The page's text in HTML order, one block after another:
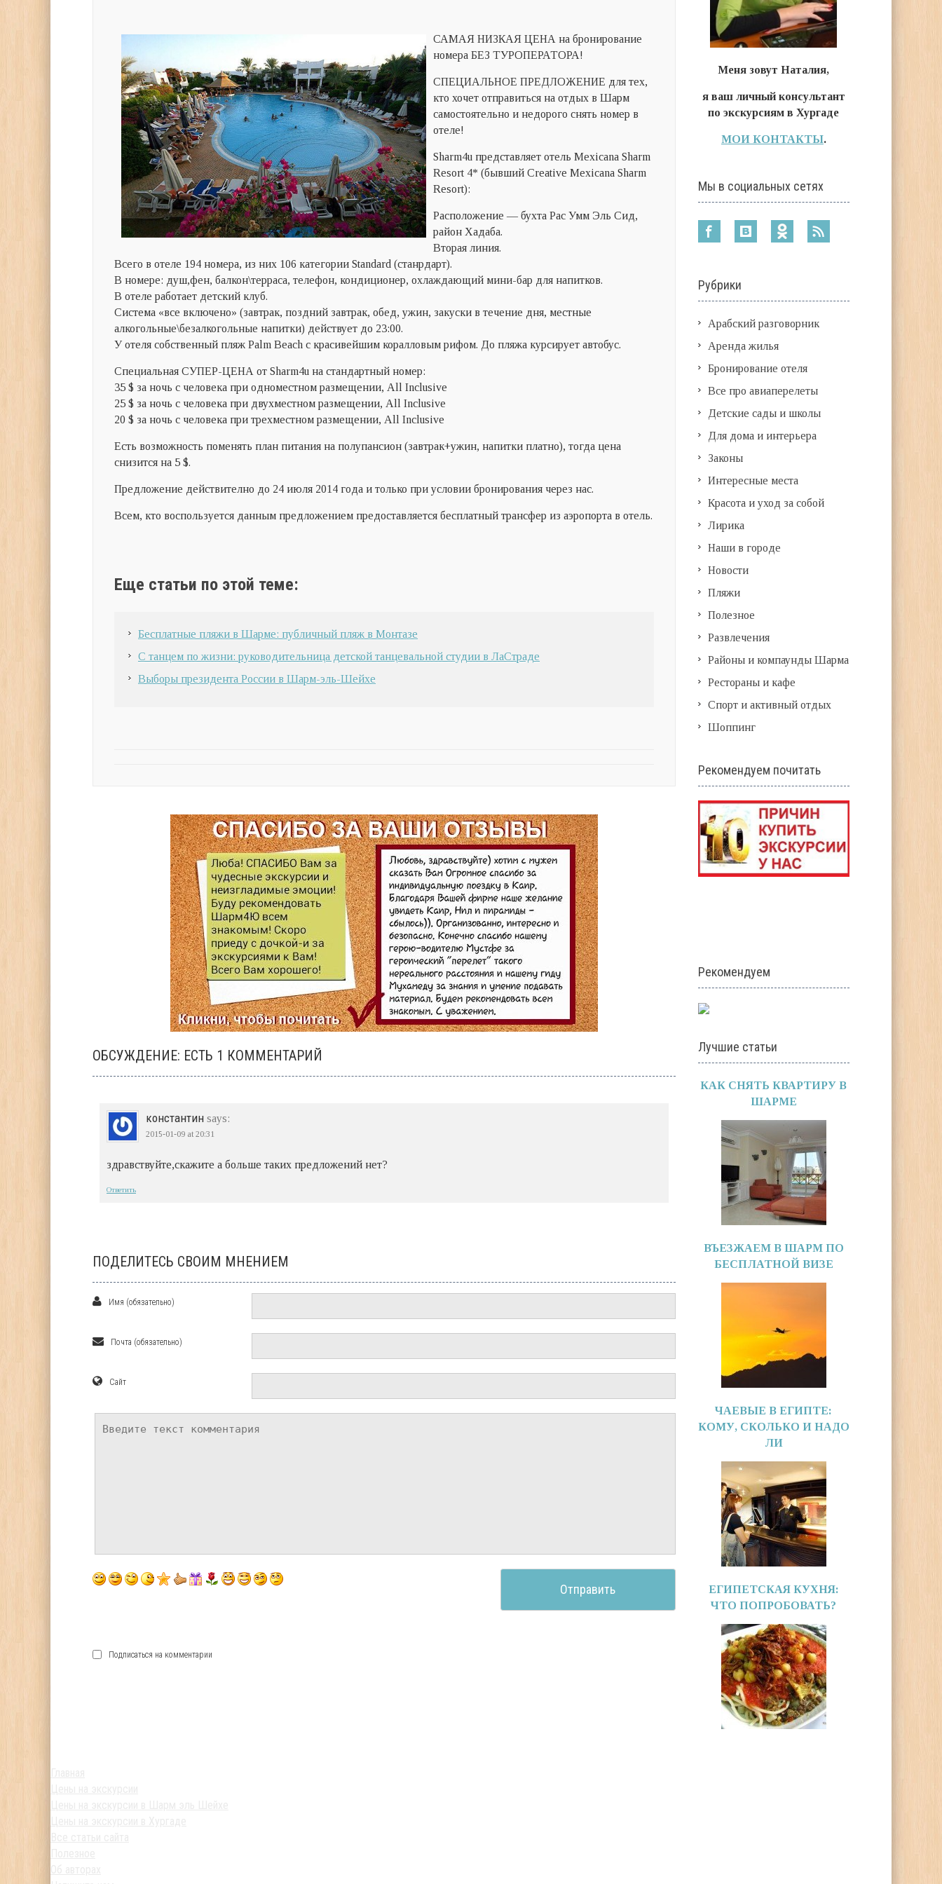
САМАЯ НИЗКАЯ ЦЕНА на бронирование
номера БЕЗ ТУРОПЕРАТОРА!
СПЕЦИАЛЬНОЕ ПРЕДЛОЖЕНИЕ для тех,
кто хочет отправиться на отдых в Шарм
самостоятельно и недорого снять номер в
отеле!
Sharm4u представляет отель Mexicana Sharm
Resort 4* (бывший Creative Mexicana Sharm
Resort):
Расположение — бухта Рас Умм Эль Сид,
район Хадаба.
Вторая линия.
Всего в отеле 194 номера, из них 106 категории Standard (станрдарт).
В номере: душ,фен, балкон\терраса, телефон, кондиционер, охлаждающий мини-бар для напитков.
В отеле работает детский клуб.
Система «все включено» (завтрак, поздний завтрак, обед, ужин, закуски в течение дня, местные
алкогольные\безалкогольные напитки) действует до 23:00.
У отеля собственный пляж Palm Beach с красивейшим коралловым рифом. До пляжа курсирует автобус.
Специальная СУПЕР-ЦЕНА от Sharm4u на стандартный номер:
35 $ за ночь с человека при одноместном размещении, All Inclusive
25 $ за ночь с человека при двухместном размещении, All Inclusive
20 $ за ночь с человека при трехместном размещении, All Inclusive
Есть возможность поменять план питания на полупансион (завтрак+ужин, напитки платно), тогда цена
снизится на 5 $.
Предложение действително до 24 июля 2014 года и только при условии бронирования через нас.
Всем, кто воспользуется данным предложением предоставляется бесплатный трансфер из аэропорта в отель.
Еще статьи по этой теме:
Бесплатные пляжи в Шарме: публичный пляж в Монтазе
С танцем по жизни: руководительница детской танцевальной студии в ЛаСтраде
Выборы президента России в Шарм-эль-Шейхе
ОБСУЖДЕНИЕ: ЕСТЬ 1 КОММЕНТАРИЙ
константин says:
2015-01-09 at 20:31
здравствуйте,скажите а больше таких предложений нет?
Ответить
ПОДЕЛИТЕСЬ СВОИМ МНЕНИЕМ
Имя (обязательно)
Почта (обязательно)
Сайт
Подписаться на комментарии
Меня зовут Наталия,
я ваш личный консультант
по экскурсиям в Хургаде
МОИ КОНТАКТЫ.
Мы в социальных сетях
Рубрики
Арабский разговорник
Аренда жилья
Бронирование отеля
Все про авиаперелеты
Детские сады и школы
Для дома и интерьера
Законы
Интересные места
Красота и уход за собой
Лирика
Наши в городе
Новости
Пляжи
Полезное
Развлечения
Районы и компаунды Шарма
Рестораны и кафе
Спорт и активный отдых
Шоппинг
Рекомендуем почитать
Рекомендуем
Лучшие статьи
КАК СНЯТЬ КВАРТИРУ В
ШАРМЕ
ВЪЕЗЖАЕМ В ШАРМ ПО
БЕСПЛАТНОЙ ВИЗЕ
ЧАЕВЫЕ В ЕГИПТЕ:
КОМУ, СКОЛЬКО И НАДО
ЛИ
ЕГИПЕТСКАЯ КУХНЯ:
ЧТО ПОПРОБОВАТЬ?